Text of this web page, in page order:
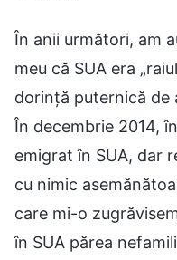
În anii următori, am
meu că SUA era
dorință puternică de
În decembrie 2014,
emigrat în SUA, dar
cu nimic
care mi-o
în SUA părea